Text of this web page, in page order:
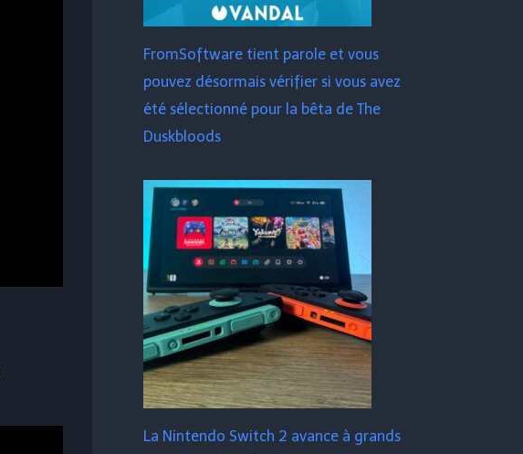
FromSoftware tient parole et vous
pouvez désormais vérifier si vous avez
été sélectionné pour la bêta de The
Duskbloods
La Nintendo Switch 2 avance à grands